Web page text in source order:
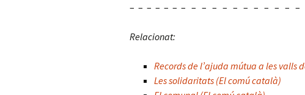
– – – – – – – – – – – – – – – – –
Relacionat:
Records de l’ajuda mútua a les valls
Les solidaritats (El comú català)